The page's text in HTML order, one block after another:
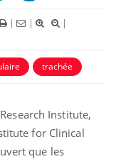
| |
|
trachée
Institute,
for Clinical
que les